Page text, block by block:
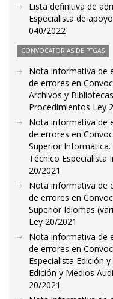
Lista definitiva de
Especialista de
040/2022
CONVOCATORIAS DE PTGAS
Nota informativa de
de errores en
Archivos y
Procedimientos Ley
Nota informativa de
de errores en
Superior
Técnico Especialista
20/2021
Nota informativa de
de errores en
Superior Idiomas
Ley 20/2021
Nota informativa de
de errores en
Especialista Edición
Edición y Medios
20/2021